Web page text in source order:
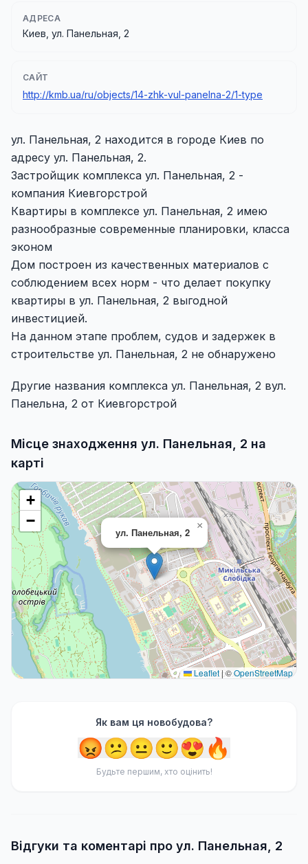
АДРЕСА
Киев, ул. Панельная, 2
САЙТ
http://kmb.ua/ru/objects/14-zhk-vul-panelna-2/1-type
ул. Панельная, 2 находится в городе Киев по
адресу ул. Панельная, 2.
Застройщик комплекса ул. Панельная, 2 -
компания Киевгорстрой
Квартиры в комплексе ул. Панельная, 2 имею
разнообразные современные планировки, класса
эконом
Дом построен из качественных материалов с
соблюдением всех норм - что делает покупку
квартиры в ул. Панельная, 2 выгодной
инвестицией.
На данном этапе проблем, судов и задержек в
строительстве ул. Панельная, 2 не обнаружено
Другие названия комплекса ул. Панельная, 2 вул.
Панельна, 2 от Киевгорстрой
Місце знаходження ул. Панельная, 2 на
карті
ул. Панельная, 2
×
+
−
Leaflet|©OpenStreetMap
Як вам ця новобудова?
😡😕😐🙂😍🔥
Будьте першим, хто оцінить!
Відгуки та коментарі про ул. Панельная, 2